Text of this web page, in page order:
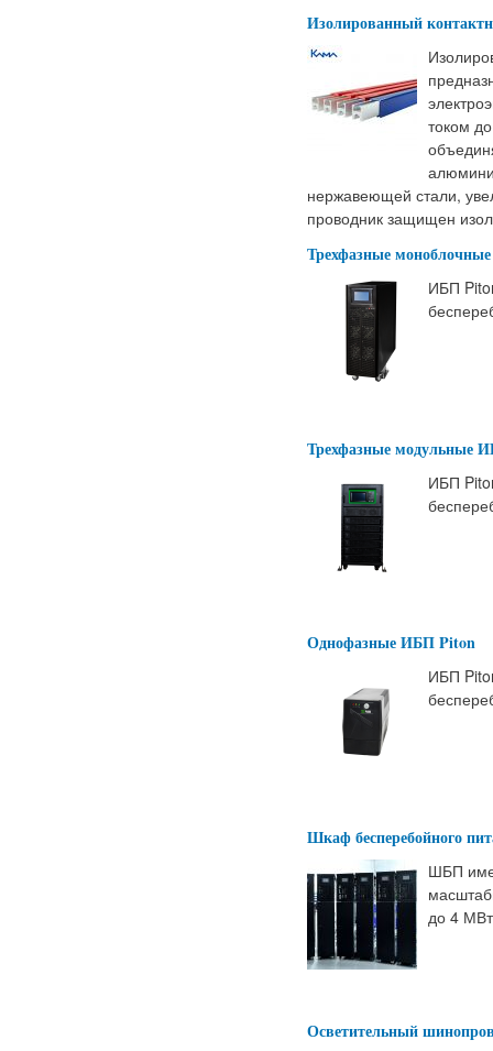
Изолированный
током
нержавеющей стали,
проводник защищен
Трехфазные
ИБП
Трехфазные модульные
ИБП
Однофазные ИБП Piton
ИБП
Шкаф бесперебойного
ШБП
до 4
Осветительный